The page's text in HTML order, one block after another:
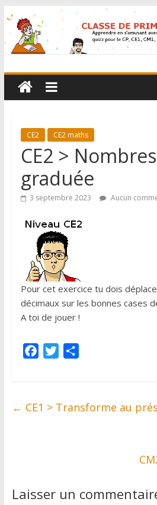
CE2 CE2 maths
CE2 >
graduée
3 septembre 2023 Aucun
Pour cet exercice tu dois
décimaux sur les bonnes cases
A toi de jouer !
b
t
a
← CE1 > Transforme au
Laisser un